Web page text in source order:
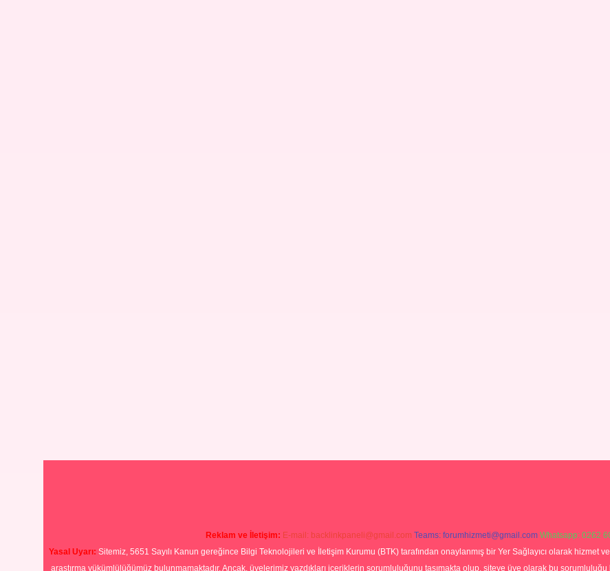
Reklam ve İletişim: E-mail: backlinkpaneli@gmail.com Teams: forumhizmeti@gmail.com Whatsapp: 0262
Yasal Uyarı: Sitemiz, 5651 Sayılı Kanun gereğince Bilgi Teknolojileri ve İletişim Kurumu (BTK) tarafından onaylanmış bir Yer Sağlayıcı olarak
araştırma yükümlülüğümüz bulunmamaktadır. Ancak, üyelerimiz yazdıkları içeriklerin sorumluluğunu taşımakta olup, siteye üye olarak bu